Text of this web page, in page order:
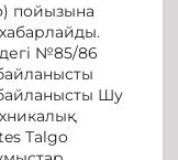
пойызына
№85/86
Шу
Talgo